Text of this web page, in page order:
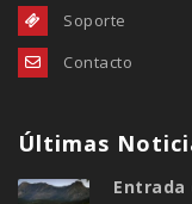
Soporte
Contacto
Últimas
Entrada